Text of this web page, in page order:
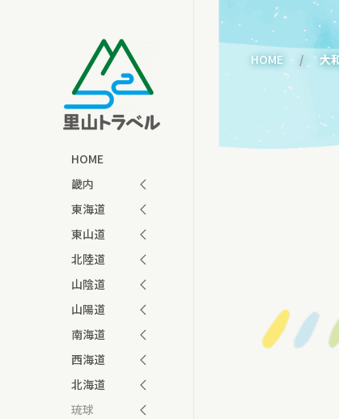
HOME
畿内
東海道
東山道
北陸道
山陰道
山陽道
南海道
西海道
北海道
琉球
HOME 大